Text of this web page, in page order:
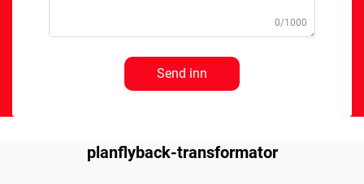
0/1000
Send inn
planflyback-transformator